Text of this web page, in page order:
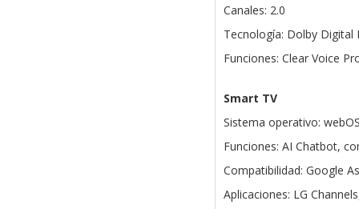
Canales: 2.0
Tecnología: Dolby Digital
Funciones: Clear Voice
Smart TV
Sistema operativo:
Funciones: AI Chatbot,
Compatibilidad: Google
Aplicaciones: LG